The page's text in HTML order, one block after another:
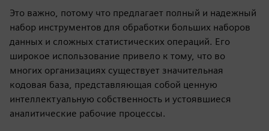
Это важно, потому что предлагает полный и надежный
набор инструментов для обработки больших наборов
данных и сложных статистических операций. Его
широкое использование привело к тому, что во
многих организациях существует значительная
кодовая база, представляющая собой ценную
интеллектуальную собственность и устоявшиеся
аналитические рабочие процессы.